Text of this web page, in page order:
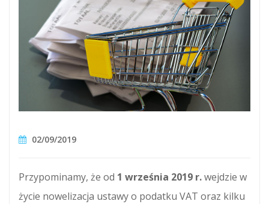
02/09/2019
Przypominamy, że od 1 września 2019 r.wejdzie w
życie nowelizacja ustawy o podatku VAT oraz kilku